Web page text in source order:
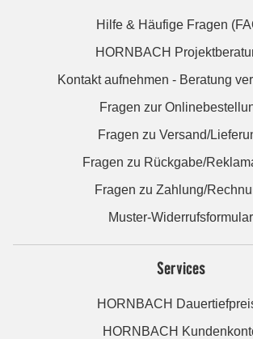
Hilfe & Häufige Fragen
HORNBACH
Kontakt aufnehmen - Beratung
Fragen zur
Fragen zu Versand/
Fragen zu Rückgabe/
Fragen zu Zahlung/
Muster-Widerrufsformular
Services
HORNBACH
HORNBACH